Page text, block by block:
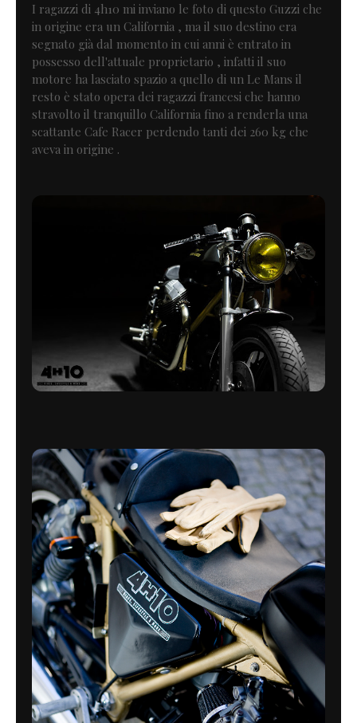
I ragazzi di 4h10 mi inviano le foto di questo Guzzi che
in origine era un California , ma il suo destino era
segnato già dal momento in cui anni è entrato in
possesso dell'attuale proprietario , infatti il suo
motore ha lasciato spazio a quello di un Le Mans il
resto è stato opera dei ragazzi francesi che hanno
stravolto il tranquillo California fino a renderla una
scattante Cafe Racer perdendo tanti dei 260 kg che
aveva in origine .